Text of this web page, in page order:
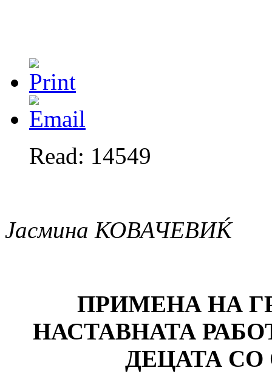
Read: 14549
Јасмина КОВАЧЕВИЌ
ПРИМЕНА НА
НАСТАВНАТА
ДЕЦАТА